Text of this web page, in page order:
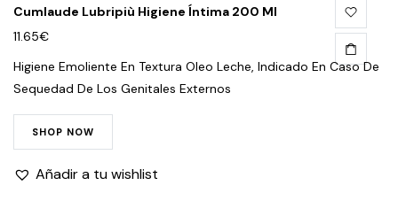
Cumlaude Lubripiù Higiene Íntima 200 Ml
11.65€
Higiene Emoliente En Textura Oleo Leche, Indicado En Caso De
Sequedad De Los Genitales Externos
SHOP NOW
Añadir a tu wishlist